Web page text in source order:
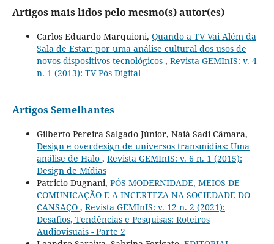
Artigos mais lidos pelo mesmo(s) autor(es)
Carlos Eduardo Marquioni, Quando a TV Vai Além da
Sala de Estar: por uma análise cultural dos usos de
novos dispositivos tecnológicos , Revista GEMInIS: v. 4
n. 1 (2013): TV Pós Digital
Artigos Semelhantes
Gilberto Pereira Salgado Júnior, Naiá Sadi Câmara,
Design e overdesign de universos transmídias: Uma
análise de Halo , Revista GEMInIS: v. 6 n. 1 (2015):
Design de Mídias
Patricio Dugnani, PÓS-MODERNIDADE, MEIOS DE
COMUNICAÇÃO E A INCERTEZA NA SOCIEDADE DO
CANSAÇO , Revista GEMInIS: v. 12 n. 2 (2021):
Desafios, Tendências e Pesquisas: Roteiros
Audiovisuais - Parte 2